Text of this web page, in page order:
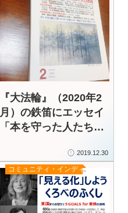
『大法輪』（2020年2
月）の鉄笛にエッセイ
「本を守った人たち、
掲載されました
2019.12.30
コミュニティ・インディケーター